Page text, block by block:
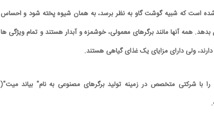
است که شبیه گوشت گاو به نظر برسد، به همان شیوه پخته شود و احساس
همه آنها مانند برگرهای معمولی، خوشمزه و آبدار هستند و تمام ویژگی ها
ولی دارای مزایای یک غذای گیاهی هستند.
با شرکتی متخصص در زمینه تولید برگرهای مصنوعی به نام" بیاند میت"(